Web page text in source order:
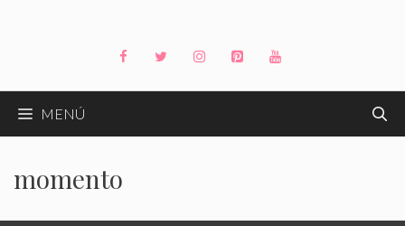
MENÚ
momento